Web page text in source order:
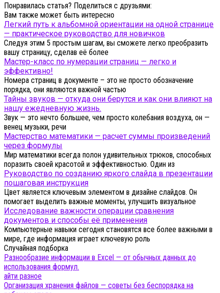
Понравилась статья? Поделиться с друзьями:
Вам также может быть интересно
Легкий путь к альбомной ориентации на одной странице
— практическое руководство для новичков
Следуя этим 5 простым шагам, вы сможете легко преобразить
вашу страницу, сделав её более
Мастер-класс по нумерации страниц — легко и
эффективно!
Номера страниц в документе – это не просто обозначение
порядка, они являются важной частью
Тайны звуков — откуда они берутся и как они влияют на
нашу ежедневную жизнь.
Звук — это нечто большее, чем просто колебания воздуха, он —
венец музыки, речи
Мастерство математики — расчет суммы произведений
через формулы
Мир математики всегда полон удивительных трюков, способных
поразить своей красотой и эффективностью. Один из
Руководство по созданию яркого слайда в презентации
пошаговая инструкция
Цвет является ключевым элементом в дизайне слайдов. Он
помогает выделить важные моменты, улучшить визуальное
Исследование важности операции сравнения
документов и способы её применения
Компьютерные навыки сегодня становятся все более важными в
мире, где информация играет ключевую роль
Случайная подборка
Разнообразие информации в Excel — от обычных данных до
использования формул.
айти разное
Организация хранения файлов — советы без беспорядка на